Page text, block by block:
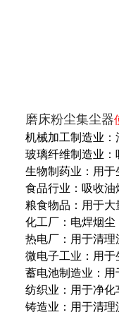
磨床粉尘集尘器
机械加工制造业
玻璃纤维制造业
生物制药业：用
食品行业：吸收
粮食物品：用于
化工厂：电焊烟
热电厂：用于清
微电子工业：用
蓄电池制造业：
纺织业：用于净
铸造业：用于清